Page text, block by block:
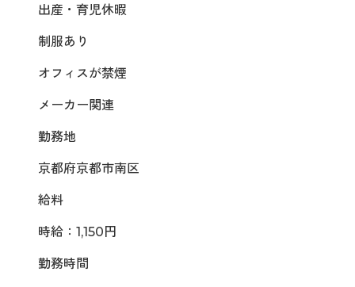
出産・育児休暇
制服あり
オフィスが禁煙
メーカー関連
勤務地
京都府京都市南区
給料
時給：1,150円
勤務時間